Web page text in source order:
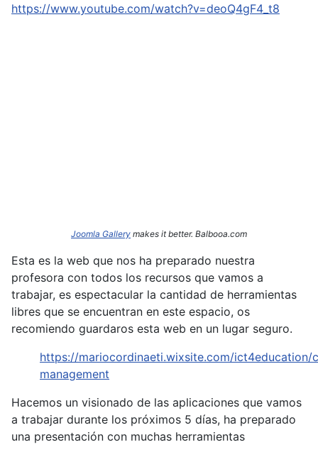
https://www.youtube.com/watch?v=deoQ4gF4_t8
Joomla Gallery makes it better. Balbooa.com
Esta es la web que nos ha preparado nuestra
profesora con todos los recursos que vamos a
trabajar, es espectacular la cantidad de herramientas
libres que se encuentran en este espacio, os
recomiendo guardaros esta web en un lugar seguro.
https://mariocordinaeti.wixsite.com/ict4education/
management
Hacemos un visionado de las aplicaciones que vamos
a trabajar durante los próximos 5 días, ha preparado
una presentación con muchas herramientas